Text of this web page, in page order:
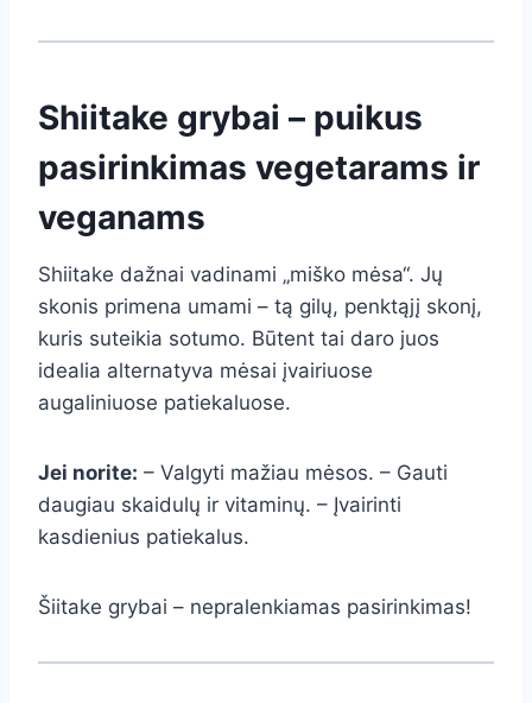
Shiitake grybai – puikus
pasirinkimas vegetarams ir
veganams
Shiitake dažnai vadinami „miško mėsa“. Jų
skonis primena umami – tą gilų, penktąjį skonį,
kuris suteikia sotumo. Būtent tai daro juos
idealia alternatyva mėsai įvairiuose
augaliniuose patiekaluose.
Jei norite: – Valgyti mažiau mėsos. – Gauti
daugiau skaidulų ir vitaminų. – Įvairinti
kasdienius patiekalus.
Šiitake grybai – nepralenkiamas pasirinkimas!